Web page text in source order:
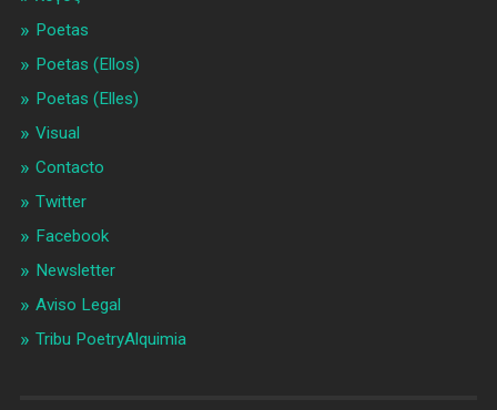
Poetas
Poetas (Ellos)
Poetas (Elles)
Visual
Contacto
Twitter
Facebook
Newsletter
Aviso Legal
Tribu PoetryAlquimia